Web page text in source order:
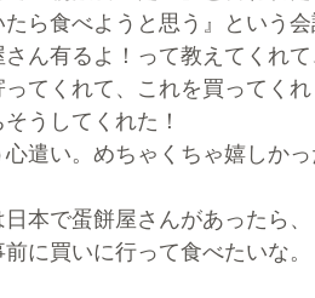
たら食べようと思う』という
さん有るよ！って教えてくれ
ってくれて、これを買ってく
うしてくれた！
心遣い。めちゃくちゃ嬉しか
本で蛋餅屋さんがあったら、
に買いに行って食べたいな。